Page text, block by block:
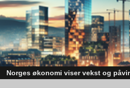
Norges økonomi viser vekst og